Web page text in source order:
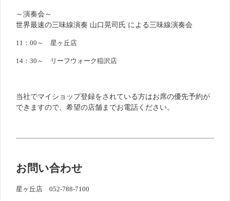
～演奏会～
世界最速の三味線演奏 山口晃司氏 による三味線演奏会
11：00 ～ 星ヶ丘店
14：30～ リーフウォーク稲沢店
当社でマイショップ登録をされている方はお席の優先予約が
できますので、希望の店舗までお電話ください。
お問い合わせ
星ヶ丘店 052-788-7100